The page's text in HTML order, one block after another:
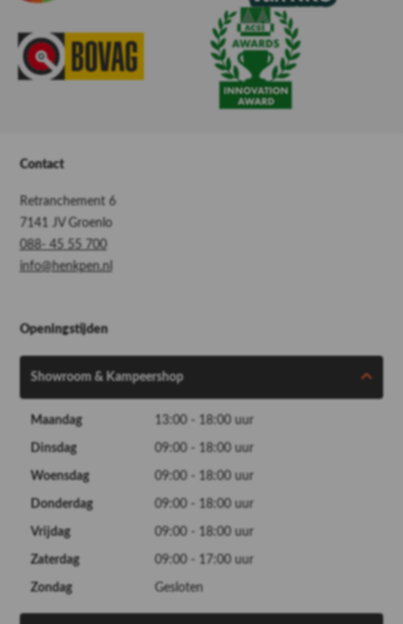
Contact
Retranchement 6
7141 JV Groenlo
088- 45 55 700
info@henkpen.nl
Openingstijden
Showroom & Kampeershop
Maandag 13:00 - 18:00 uur
Dinsdag 09:00 - 18:00 uur
Woensdag 09:00 - 18:00 uur
Donderdag 09:00 - 18:00 uur
Vrijdag 09:00 - 18:00 uur
Zaterdag 09:00 - 17:00 uur
Zondag Gesloten